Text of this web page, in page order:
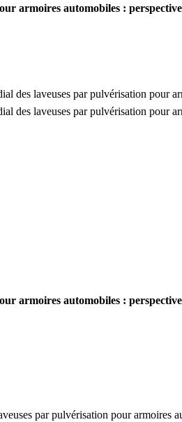
armoires automobiles :
des laveuses par pulvérisation pour
des laveuses par pulvérisation pour
armoires automobiles :
par pulvérisation pour